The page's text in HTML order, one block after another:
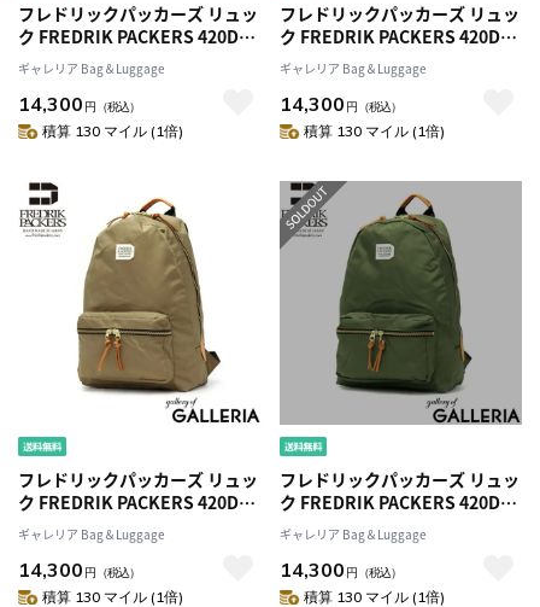
フレドリックパッカーズ リュッ
ク FREDRIK PACKERS 420D
DAY PACK デイパック リュック
サック A4 17L ナイロン バッグ
軽量 通学 カジュアル メンズ レ
ディース
ギャレリア Bag＆Luggage
14,300 円 （税込）
積算 130 マイル (1倍)
フレドリックパッカーズ リュッ
ク FREDRIK PACKERS 420D
DAY PACK デイパック リュック
サック A4 17L ナイロン バッグ
軽量 通学 カジュアル メンズ レ
ディース
ギャレリア Bag＆Luggage
14,300 円 （税込）
積算 130 マイル (1倍)
フレドリックパッカーズ リュッ
ク FREDRIK PACKERS 420D
DAY PACK デイパック リュック
サック A4 17L ナイロン バッグ
軽量 通学 カジュアル メンズ レ
ディース
ギャレリア Bag＆Luggage
14,300 円 （税込）
積算 130 マイル (1倍)
フレドリックパッカーズ リュッ
ク FREDRIK PACKERS 420D
DAY PACK デイパック リュック
サック A4 17L ナイロン バッグ
軽量 通学 カジュアル メンズ レ
ディース
ギャレリア Bag＆Luggage
14,300 円 （税込）
積算 130 マイル (1倍)